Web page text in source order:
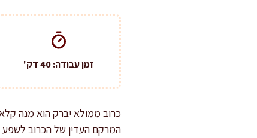
זמן עבודה: 40 דק'
כרוב ממולא יברק הוא מנה
המרקם העדין של הכרוב לשפע